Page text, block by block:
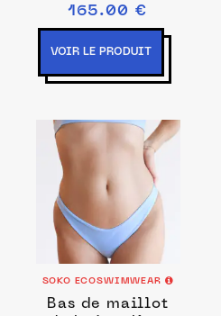
165.00 €
VOIR LE PRODUIT
SOKO ECOSWIMWEAR
Bas de maillot